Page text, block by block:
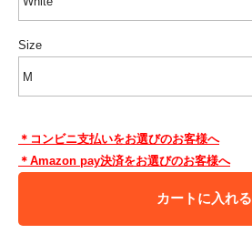
Size
＊コンビニ支払いをお選びのお客様へ
＊Amazon pay決済をお選びのお客様へ
カートに入れる